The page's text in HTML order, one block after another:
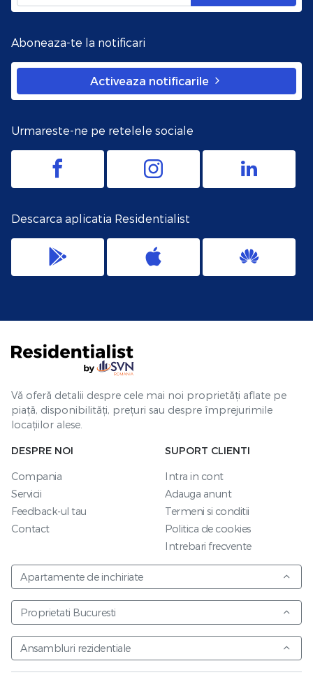
Aboneaza-te la notificari
Activeaza notificarile
Urmareste-ne pe retelele sociale
Descarca aplicatia Residentialist
Vă oferă detalii despre cele mai noi proprietăți aflate pe
piață, disponibilități, prețuri sau despre împrejurimile
locațiilor alese.
DESPRE NOI
Compania
Servicii
Feedback-ul tau
Contact
SUPORT CLIENTI
Intra in cont
Adauga anunt
Termeni si conditii
Politica de cookies
Intrebari frecvente
Apartamente de inchiriate
Proprietati Bucuresti
Ansambluri rezidentiale